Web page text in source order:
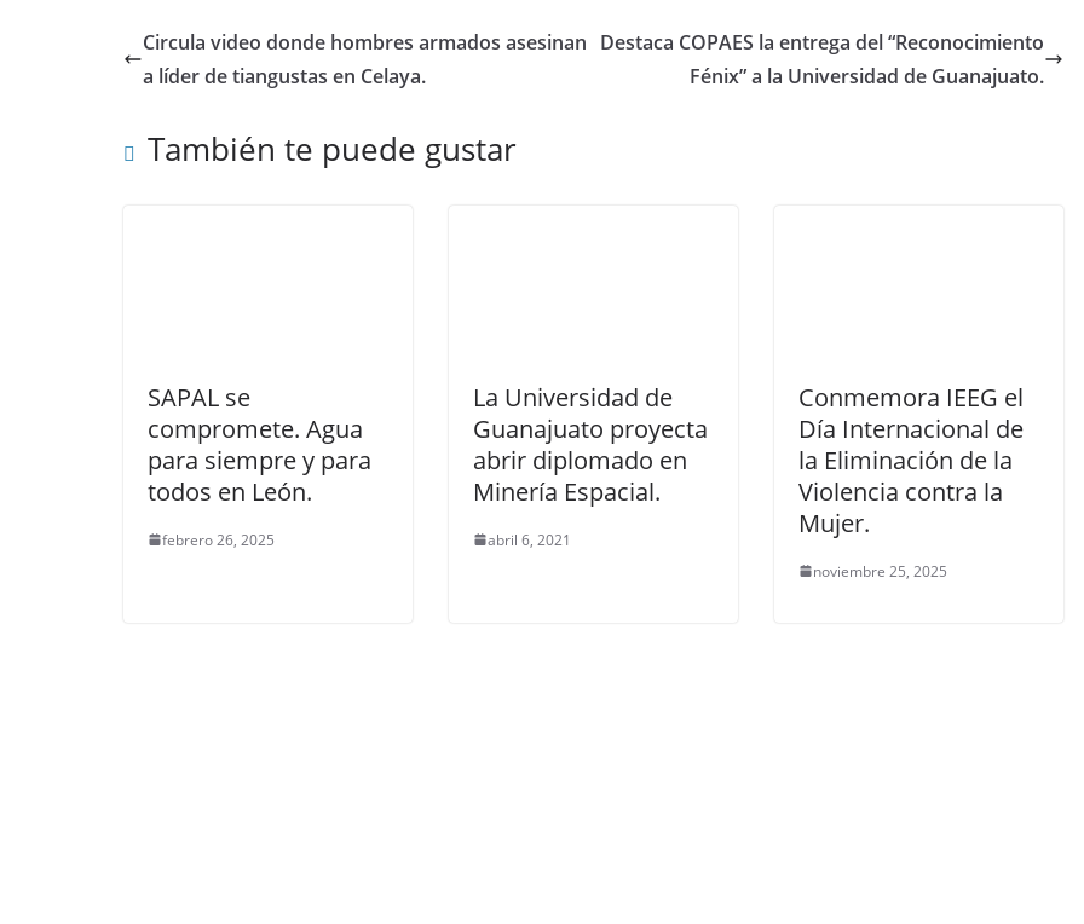
o
o
p
p
n
Circula video donde hombres armados asesinan
a líder de tiangustas en Celaya.
Destaca COPAES la entrega del “Reconocimiento
Fénix” a la Universidad de Guanajuato.
También te puede gustar
SAPAL se
compromete. Agua
para siempre y para
todos en León.
febrero 26, 2025
La Universidad de
Guanajuato proyecta
abrir diplomado en
Minería Espacial.
abril 6, 2021
Conmemora IEEG el
Día Internacional de
la Eliminación de la
Violencia contra la
Mujer.
noviembre 25, 2025